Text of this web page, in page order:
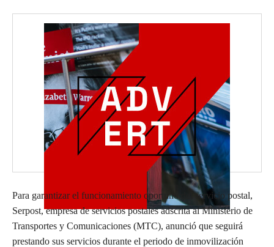
Para garantizar el funcionamiento oportuno del servicio postal,
Serpost, empresa de servicios postales adscrita al Ministerio de
Transportes y Comunicaciones (MTC), anunció que seguirá
prestando sus servicios durante el periodo de inmovilización